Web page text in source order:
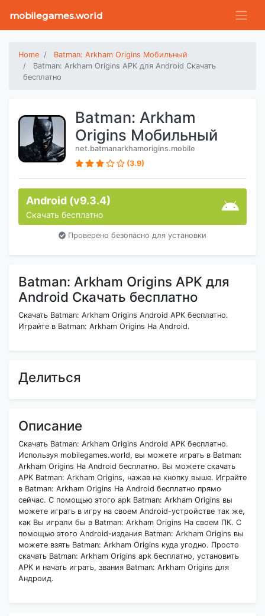
mobilegames.world
Home
Batman: Arkham Origins Мобильный
Batman: Arkham Origins APK для Android Скачать
бесплатно
Batman: Arkham
Origins Мобильный
net.batmanarkhamorigins.mobile
(3.9)
Android (v9.3.4)
Скачать бесплатно
Проверено безопасно для установки
Batman: Arkham Origins APK для
Android Скачать бесплатно
Скачать Batman: Arkham Origins Android APK бесплатно.
Играйте в Batman: Arkham Origins На Android.
Делиться
Описание
Скачать Batman: Arkham Origins Android APK бесплатно.
Используя mobilegames.world, вы можете играть в Batman:
Arkham Origins На Android бесплатно. Вы можете скачать
APK Batman: Arkham Origins, нажав на кнопку выше. Играйте
в Batman: Arkham Origins На Android бесплатно прямо
сейчас. С помощью этого apk Batman: Arkham Origins вы
можете играть в игру на своем Android-устройстве так же,
как Вы играли бы в Batman: Arkham Origins На своем ПК. С
помощью этого Android-издания Batman: Arkham Origins вы
можете взять Batman: Arkham Origins куда угодно. Просто
скачать Batman: Arkham Origins apk бесплатно, установить
APK и начать играть, звания Batman: Arkham Origins для
Андроид.